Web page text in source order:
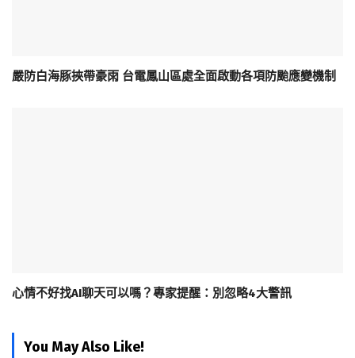
嚴防白海豚挾帶豪雨 台電鳳山區處全面啟動各項防颱應變機制
心情不好找AI聊天可以嗎？專家提醒：別忽略4大警訊
You May Also Like!